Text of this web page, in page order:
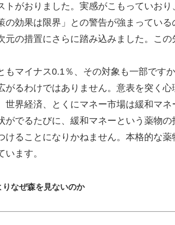
トがおりました。実感がこもっていお
の効果は限界」との警告が強まってい
元の措置にさらに踏み込みました。この
もマイナス0.1％、その対象も一部です
がるわけではありません。意表を突く
世界経済、とくにマネー市場は緩和マ
がでるたびに、緩和マネーという薬物
けることになりかねません。本格的な
います。
りなぜ森を見ないのか